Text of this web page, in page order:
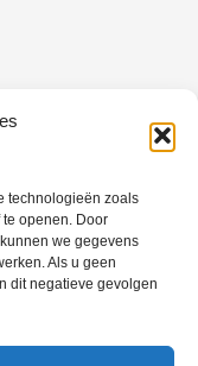
technologieën zoals
openen. Door
we gegevens
Als u geen
dit negatieve gevolgen
IM971100004 –